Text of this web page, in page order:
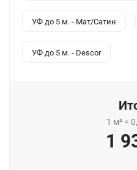
УФ до 5 м. - Мат/Сатин
УФ до 5 м. - Descor
1 м² =
1